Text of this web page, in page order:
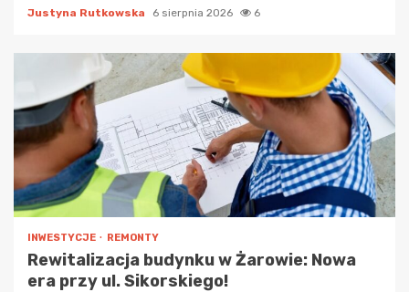
Justyna Rutkowska 6 sierpnia 2026 6
INWESTYCJE REMONTY
Rewitalizacja budynku w Żarowie: Nowa
era przy ul. Sikorskiego!